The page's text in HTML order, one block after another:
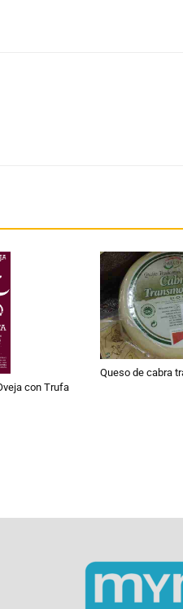
con Trufa
Queso de cabra